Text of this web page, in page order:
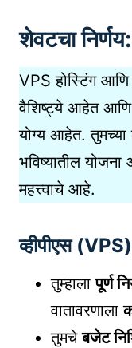
शेवटचा
VPS होस्टिंग आणि
वैशिष्ट्ये आहेत आणि
योग्य आहेत. तुमच्या
भविष्यातील
महत्त्वाचे आहे.
व्हीपीएस
तुम्हालापूर्ण
वातावरणाला
तुमचेबजेट